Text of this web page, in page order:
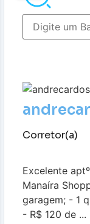
Corretor(a)
Excelente
Manaíra
garagem; - 1
- R$ 120 de ...